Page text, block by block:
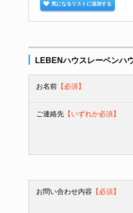
気になるリストに追加する
LEBENハウスレーベンハ
お名前 【必須】
ご連絡先 【いずれか必須】
お問い合わせ内容 【必須】